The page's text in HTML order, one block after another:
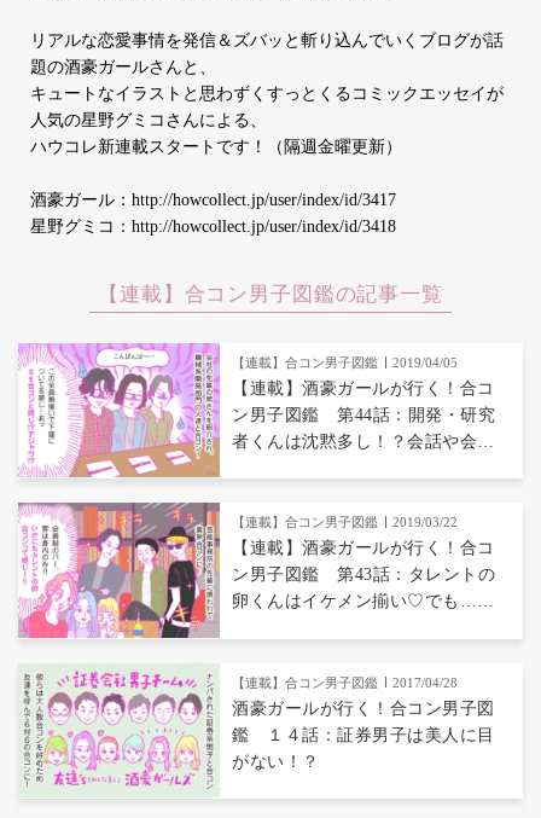
リアルな恋愛事情を発信＆ズバッと斬り込んでいくブログが話
題の酒豪ガールさんと、
キュートなイラストと思わずくすっとくるコミックエッセイが
人気の星野グミコさんによる、
ハウコレ新連載スタートです！（隔週金曜更新）
酒豪ガール：http://howcollect.jp/user/index/id/3417
星野グミコ：http://howcollect.jp/user/index/id/3418
【連載】合コン男子図鑑の記事一覧
【連載】合コン男子図鑑 2019/04/05
【連載】酒豪ガールが行く！合コ
ン男子図鑑 第44話：開発・研究
者くんは沈黙多し！？会話や会計
【連載】合コン男子図鑑 2019/03/22
【連載】酒豪ガールが行く！合コ
ン男子図鑑 第43話：タレントの
卵くんはイケメン揃い♡でも…カ
【連載】合コン男子図鑑 2017/04/28
酒豪ガールが行く！合コン男子図
鑑 １４話：証券男子は美人に目
がない！？